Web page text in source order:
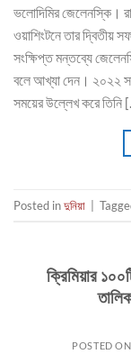
ভলোদিমির জেলেনস্কি।
ওয়াশিংটনে তার দ্বিতীয়
সংক্ষিপ্ত মন্তব্যে
বলে আখ্যা দেন। ২০২২
সময়ের উল্লেখ করে তিনি
Posted inদুনিয়া
ক্রিমিয়ার
POSTED ON